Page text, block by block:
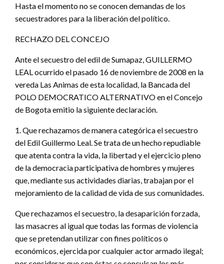
Hasta el momento no se conocen demandas de los
secuestradores para la liberación del político.
RECHAZO DEL CONCEJO
Ante el secuestro del edil de Sumapaz, GUILLERMO
LEAL ocurrido el pasado 16 de noviembre de 2008 en la
vereda Las Animas de esta localidad, la Bancada del
POLO DEMOCRATICO ALTERNATIVO en el Concejo
de Bogota emitio la siguiente declaración.
1. Que rechazamos de manera categórica el secuestro
del Edil Guillermo Leal. Se trata de un hecho repudiable
que atenta contra la vida, la libertad y el ejercicio pleno
de la democracia participativa de hombres y mujeres
que, mediante sus actividades diarias, trabajan por el
mejoramiento de la calidad de vida de sus comunidades.
Que rechazamos el secuestro, la desaparición forzada,
las masacres al igual que todas las formas de violencia
que se pretendan utilizar con fines políticos o
económicos, ejercida por cualquier actor armado ilegal;